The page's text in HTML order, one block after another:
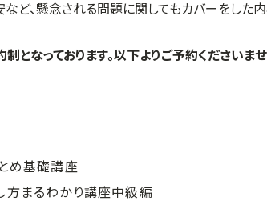
ど、懸念される問題に関してもカバーをした
となっております。以下よりご予約くださいませ
め基礎講座
方まるわかり講座中級編